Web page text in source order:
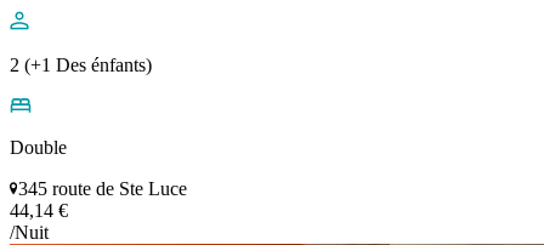
2 (+1 Des énfants)
Double
345 route de Ste Luce
44,14 €
/Nuit